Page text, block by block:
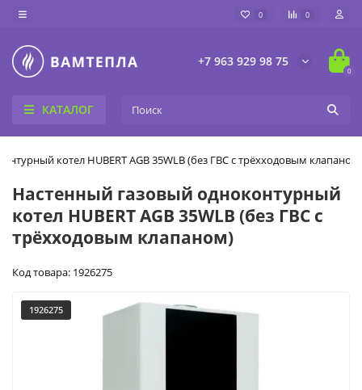
0 0
+7 963 929 98 75
0
КАТАЛОГ
котел HUBERT AGB 35WLB (без ГВС с трёхходовым клапаном)
Настенный газовый одноконтурный
котел HUBERT AGB 35WLB (без ГВС с
трёхходовым клапаном)
Код товара: 1926275
1926275